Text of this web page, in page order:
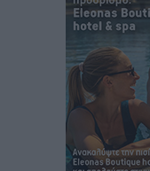
Σύμφωνο της
Τοπικές Ειδήσεις •
Συναυλία με τον
Πολιτιστικά• πριν 8
Έκτακτη